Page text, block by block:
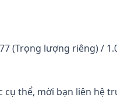
(Trọng lượng riêng) /
thể, mời bạn liên hệ